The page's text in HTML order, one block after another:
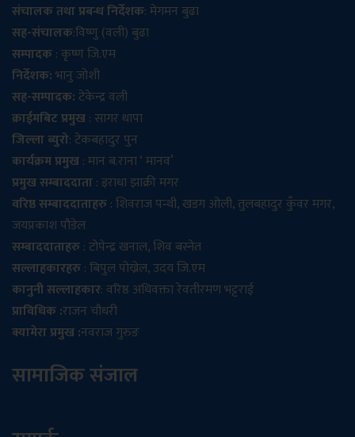
संचालक तथा प्रबन्ध निर्देशक: मेगमन बुढा
सह-संचालक:विष्णु (वली) बुढा
सम्पादक: कृष्ण जि.एम
निर्देशक:भानु जोशी
सह-सम्पादक:टेकेन्द्र वली
क्राईमबिट प्रमुख: सागर थापा
जिल्ला ब्युरो: टेकबहादुर पुन
कार्यक्रम प्रमुख: मान ब.राना ‘ मानव’
प्रमुख सम्बाददाता: इराधा झाक्री मगर
वरिष्ठ सम्बाददाताहरु: शिवराज पन्थी, खडग ओली, तुलबहादुर कुँवर मगर,
जयप्रकाश पौडेल
सम्बाददाताहरु: टोपेन्द्र खनाल, शिव बस्नेत
सल्लाहकारहरु: बिपुल पोख्रेल, उदय जि.एम
कानुनी सल्लाहकार: वरिष्ठ अधिवक्ता रेवतीरमण भट्टराई
प्राविधिक :राजन चौधरी
क्यामेरा प्रमुख :नवराज गुरुङ
सामाजिक संजाल